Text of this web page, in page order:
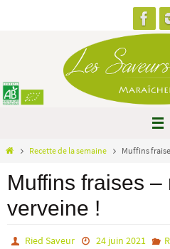
HomeRecette de la semaine Muffins
Muffins fraises –
verveine !
Ried Saveur 24 juin 2021